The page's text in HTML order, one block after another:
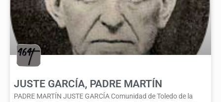
JUSTE GARCÍA, PADRE MARTÍN
PADRE MARTÍN JUSTE GARCÍA Comunidad de Toledo de la